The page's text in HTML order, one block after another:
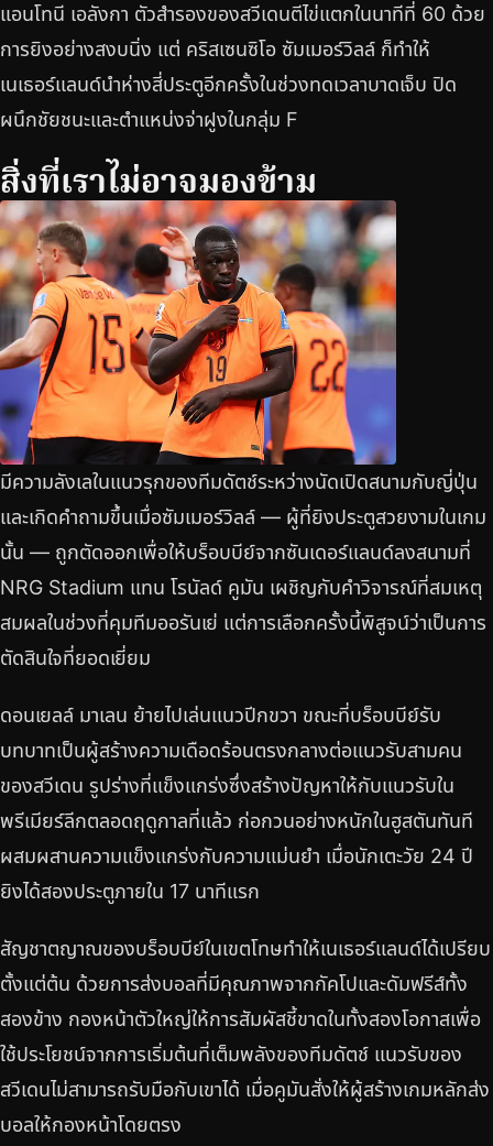
แอนโทนี เอลังกา ตัวสำรองของสวีเดนตีไข่แตกในนาทีที่ 60 ด้วย
การยิงอย่างสงบนิ่ง แต่ คริสเซนซิโอ ซัมเมอร์วิลล์ ก็ทำให้
เนเธอร์แลนด์นำห่างสี่ประตูอีกครั้งในช่วงทดเวลาบาดเจ็บ ปิด
ผนึกชัยชนะและตำแหน่งจ่าฝูงในกลุ่ม F
สิ่งที่เราไม่อาจมองข้าม
มีความลังเลในแนวรุกของทีมดัตช์ระหว่างนัดเปิดสนามกับญี่ปุ่น
และเกิดคำถามขึ้นเมื่อซัมเมอร์วิลล์ — ผู้ที่ยิงประตูสวยงามในเกม
นั้น — ถูกตัดออกเพื่อให้บร็อบบีย์จากซันเดอร์แลนด์ลงสนามที่
NRG Stadium แทน โรนัลด์ คูมัน เผชิญกับคำวิจารณ์ที่สมเหตุ
สมผลในช่วงที่คุมทีมออรันเย่ แต่การเลือกครั้งนี้พิสูจน์ว่าเป็นการ
ตัดสินใจที่ยอดเยี่ยม
ดอนเยลล์ มาเลน ย้ายไปเล่นแนวปีกขวา ขณะที่บร็อบบีย์รับ
บทบาทเป็นผู้สร้างความเดือดร้อนตรงกลางต่อแนวรับสามคน
ของสวีเดน รูปร่างที่แข็งแกร่งซึ่งสร้างปัญหาให้กับแนวรับใน
พรีเมียร์ลีกตลอดฤดูกาลที่แล้ว ก่อกวนอย่างหนักในฮูสตันทันที
ผสมผสานความแข็งแกร่งกับความแม่นยำ เมื่อนักเตะวัย 24 ปี
ยิงได้สองประตูภายใน 17 นาทีแรก
สัญชาตญาณของบร็อบบีย์ในเขตโทษทำให้เนเธอร์แลนด์ได้เปรียบ
ตั้งแต่ต้น ด้วยการส่งบอลที่มีคุณภาพจากกัคโปและดัมฟรีส์ทั้ง
สองข้าง กองหน้าตัวใหญ่ให้การสัมผัสชี้ขาดในทั้งสองโอกาสเพื่อ
ใช้ประโยชน์จากการเริ่มต้นที่เต็มพลังของทีมดัตช์ แนวรับของ
สวีเดนไม่สามารถรับมือกับเขาได้ เมื่อคูมันสั่งให้ผู้สร้างเกมหลักส่ง
บอลให้กองหน้าโดยตรง